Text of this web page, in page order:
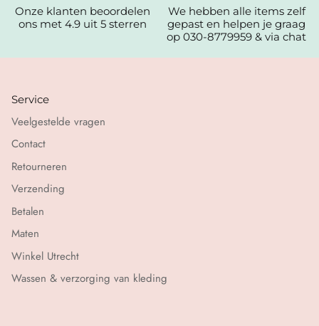
Onze klanten beoordelen
ons met 4.9 uit 5 sterren
We hebben alle items zelf
gepast en helpen je graag
op 030-8779959 & via chat
Service
Veelgestelde vragen
Contact
Retourneren
Verzending
Betalen
Maten
Winkel Utrecht
Wassen & verzorging van kleding